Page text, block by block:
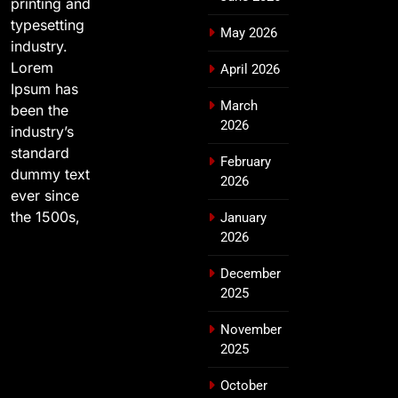
typesetting
industry.
Lorem
Ipsum has
been the
industry’s
standard
dummy text
ever since
the 1500s,
May 2026
April 2026
March
2026
February
2026
January
2026
December
2025
November
2025
October